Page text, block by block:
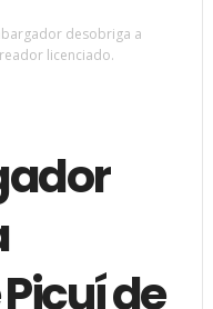
desobriga a
licenciado.
de